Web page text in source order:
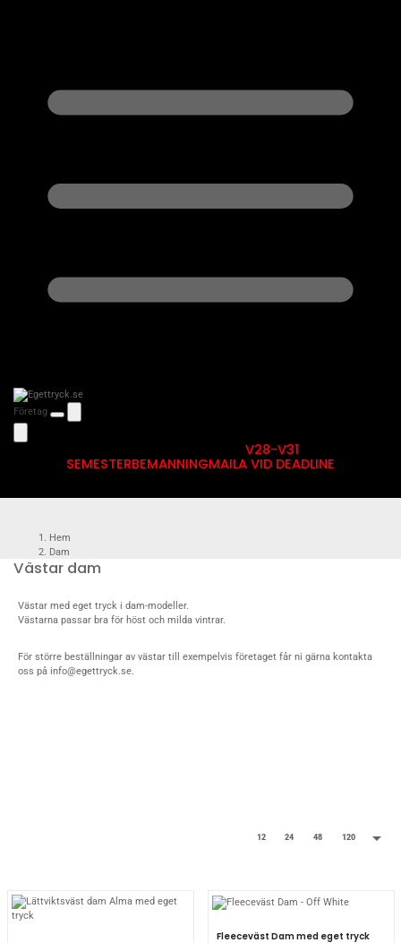
Företag
SEMESTERBEMANNING
V28-V31
MAILA VID DEADLINE
Hem
Dam
Jackor Dam med eget tryck
Västar dam
Västar med eget tryck i dam-modeller.
Västarna passar bra för höst och milda vintrar.
För större beställningar av västar till exempelvis företaget får ni gärna kontakta
oss på info@egettryck.se.
12 24 48 120 
Fleeceväst Dam med eget tryck